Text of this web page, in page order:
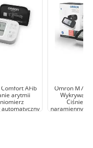
AFib
arytmii
Omron M7
naramienny